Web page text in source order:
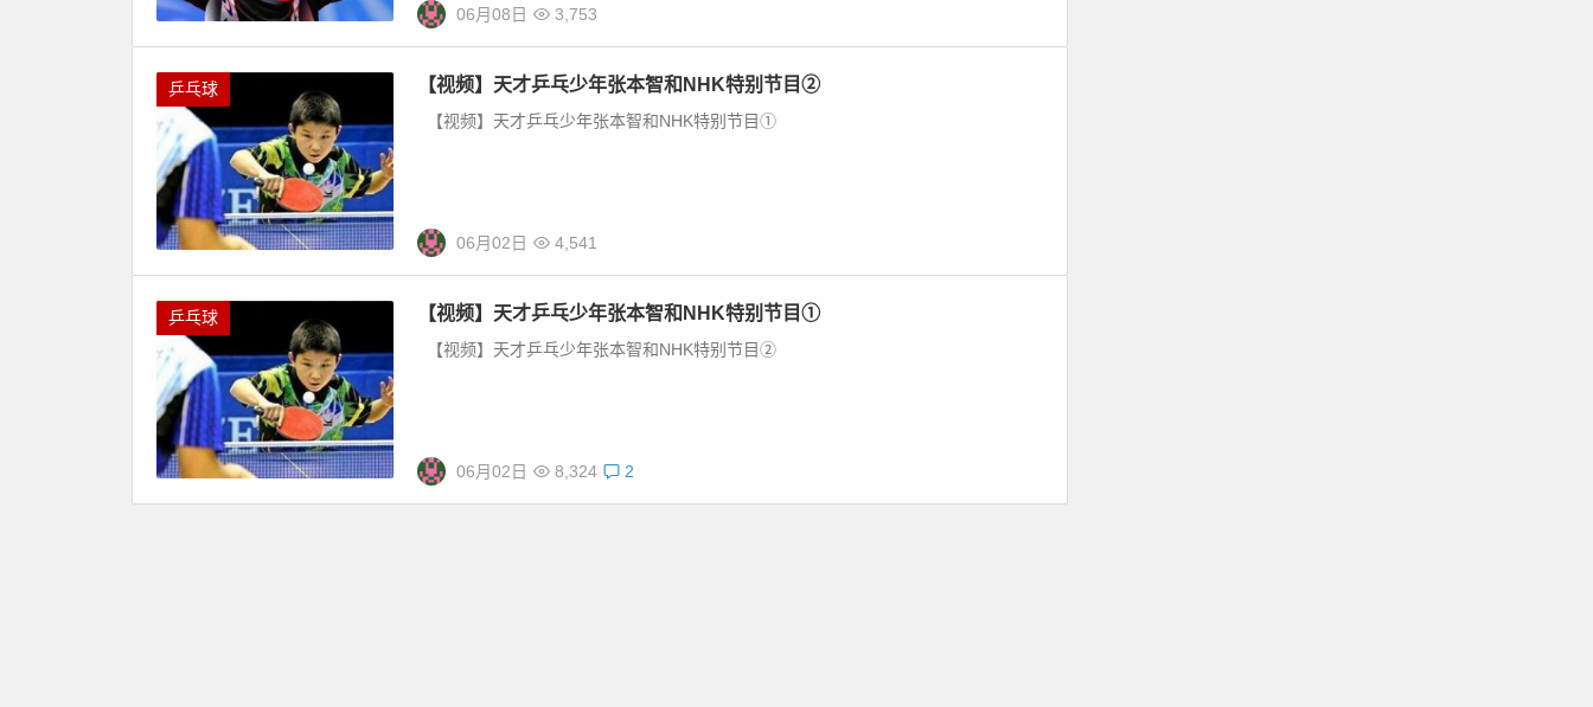
06月08日 3,753
乒乓球 【视频】天才乒乓少年张本智和NHK特别节目②
【视频】天才乒乓少年张本智和NHK特别节目①
06月02日 4,541
乒乓球 【视频】天才乒乓少年张本智和NHK特别节目①
【视频】天才乒乓少年张本智和NHK特别节目②
06月02日 8,324 2